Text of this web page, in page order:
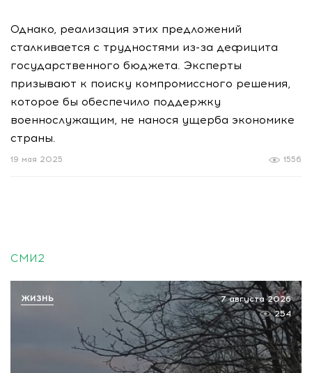
Однако, реализация этих предложений
сталкивается с трудностями из-за дефицита
государственного бюджета. Эксперты
призывают к поиску компромиссного решения,
которое бы обеспечило поддержку
военнослужащим, не нанося ущерба экономике
страны.
1556
19 мая 2025
СМИ2
7 августа 2026
254
ЖИЗНЬ